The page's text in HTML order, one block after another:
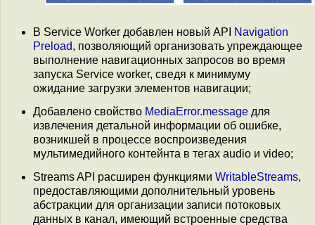
В Service Worker добавлен новый API
Navigation
Preload, позволяющий организовать упреждающее
выполнение навигационных запросов во время
запуска Service worker, сведя к минимуму
ожидание загрузки элементов навигации;
Добавлено свойство MediaError.message для
извлечения детальной информации об ошибке,
возникшей в процессе воспроизведения
мультимедийного контейнта в тегах audio и video;
Streams API расширен функциями WritableStreams,
предоставляющими дополнительный уровень
абстракции для организации записи потоковых
данных в канал, имеющий встроенные средства